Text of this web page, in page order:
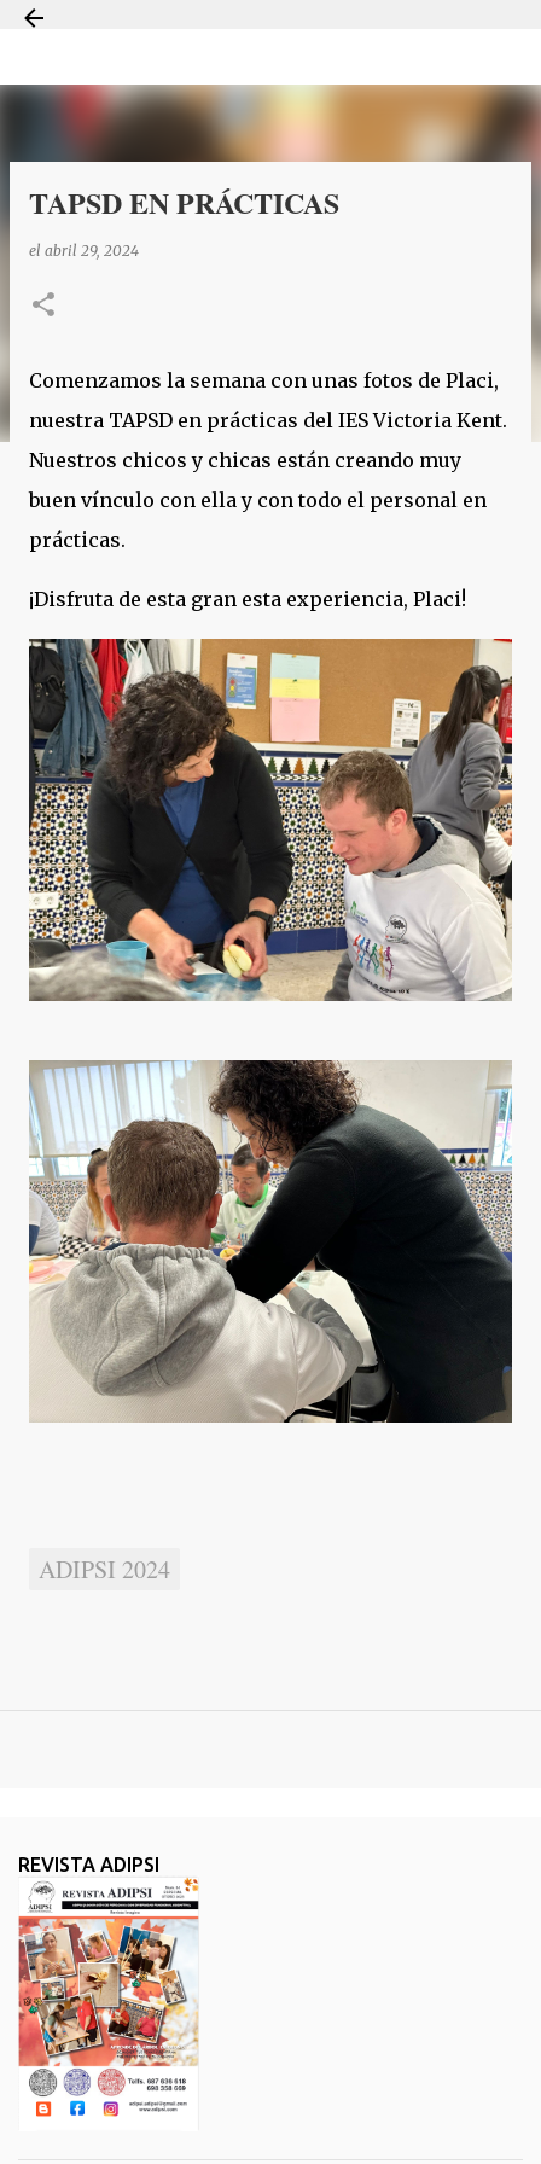
TAPSD EN PRÁCTICAS
el abril 29, 2024
Comenzamos la semana con unas fotos de Placi,
nuestra TAPSD en prácticas del IES Victoria Kent.
Nuestros chicos y chicas están creando muy
buen vínculo con ella y con todo el personal en
prácticas.
¡Disfruta de esta gran esta experiencia, Placi!
ADIPSI 2024
REVISTA ADIPSI